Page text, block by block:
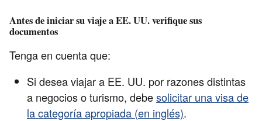
Antes de iniciar su viaje a EE. UU. verifique sus
documentos
Tenga en cuenta que:
Si desea viajar a EE. UU. por razones distintas
a negocios o turismo, debesolicitar una visa de
la categoría apropiada (en inglés).